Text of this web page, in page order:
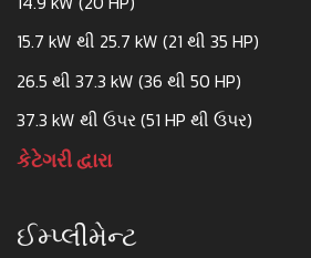
15.7 kW થી 25.7 kW (21 થી 35 HP)
26.5 થી 37.3 kW (36 થી 50 HP)
37.3 kW થી ઉપર (51 HP થી ઉપર)
કેટેગરી દ્વારા
ઈમ્પ્લીમેન્ટ